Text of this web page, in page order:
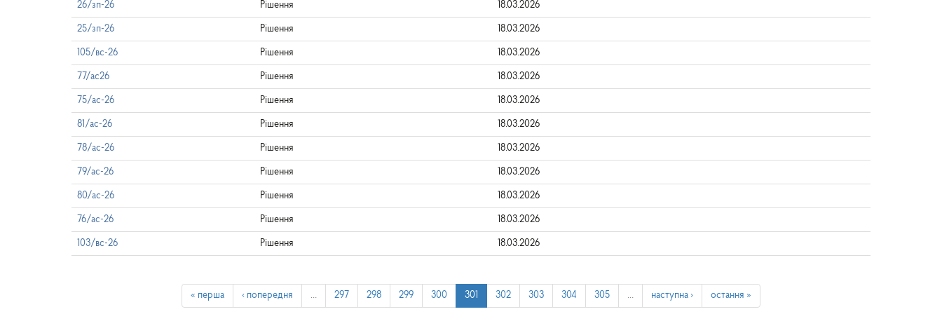
26/зп-26 Рішення 18.03.2026
25/зп-26 Рішення 18.03.2026
105/вс-26 Рішення 18.03.2026
77/ас26 Рішення 18.03.2026
75/ас-26 Рішення 18.03.2026
81/ас-26 Рішення 18.03.2026
78/ас-26 Рішення 18.03.2026
79/ас-26 Рішення 18.03.2026
80/ас-26 Рішення 18.03.2026
76/ас-26 Рішення 18.03.2026
103/вс-26 Рішення 18.03.2026
« перша ‹ попередня … 297 298 299 300 301 302 303 304 305 … наступна › остання »